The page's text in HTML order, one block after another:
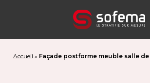
Accueil » Façade postforme meuble salle de